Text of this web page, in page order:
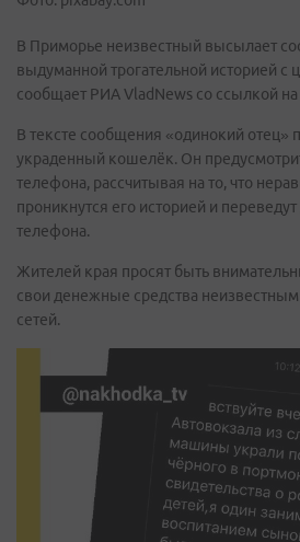
В Приморье неизвестный высылает
выдуманной трогательной историей с
сообщает РИА VladNews со ссылкой на
В тексте сообщения «одинокий отец»
украденный кошелёк. Он
телефона, рассчитывая на то, что
проникнутся его историей и
телефона.
Жителей края просят быть
свои денежные средства
сетей.